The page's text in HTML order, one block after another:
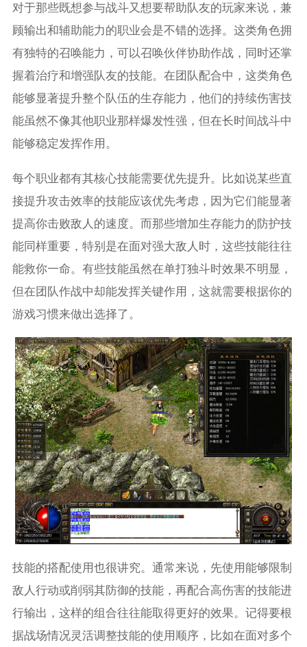
对于那些既想参与战斗又想要帮助队友的玩家来说，兼
顾输出和辅助能力的职业会是不错的选择。这类角色拥
有独特的召唤能力，可以召唤伙伴协助作战，同时还掌
握着治疗和增强队友的技能。在团队配合中，这类角色
能够显著提升整个队伍的生存能力，他们的持续伤害技
能虽然不像其他职业那样爆发性强，但在长时间战斗中
能够稳定发挥作用。
每个职业都有其核心技能需要优先提升。比如说某些直
接提升攻击效率的技能应该优先考虑，因为它们能显著
提高你击败敌人的速度。而那些增加生存能力的防护技
能同样重要，特别是在面对强大敌人时，这些技能往往
能救你一命。有些技能虽然在单打独斗时效果不明显，
但在团队作战中却能发挥关键作用，这就需要根据你的
游戏习惯来做出选择了。
技能的搭配使用也很讲究。通常来说，先使用能够限制
敌人行动或削弱其防御的技能，再配合高伤害的技能进
行输出，这样的组合往往能取得更好的效果。记得要根
据战场情况灵活调整技能的使用顺序，比如在面对多个